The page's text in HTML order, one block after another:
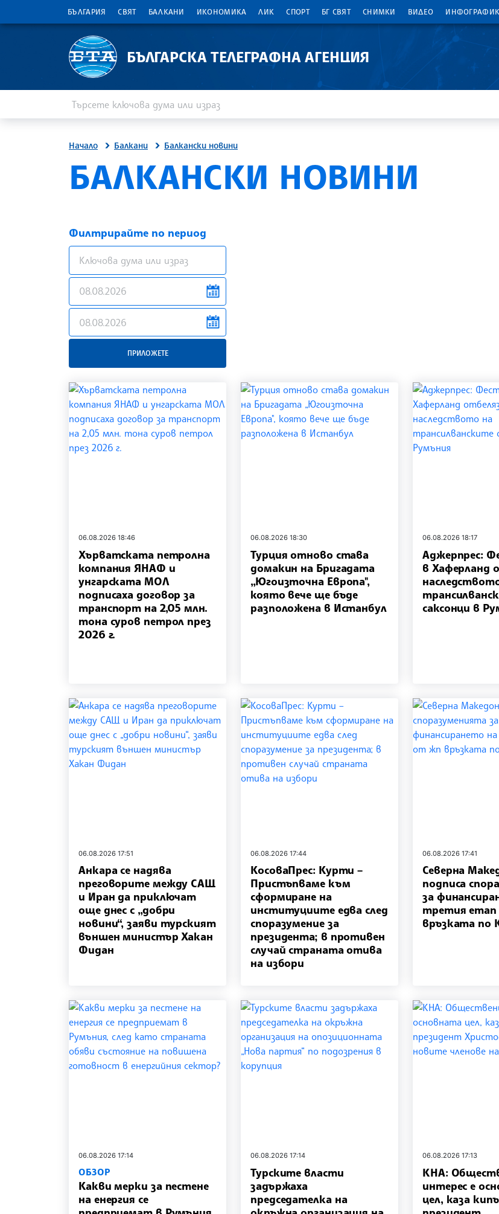
БЪЛГАРИЯ СВЯТ БАЛКАНИ ИКОНОМИКА ЛИК СПОРТ БГ СВЯТ СНИМКИ ВИДЕО
БЪЛГАРСКА ТЕЛЕГРАФНА АГЕНЦИЯ
Начало Балкани Балкански новини
БАЛКАНСКИ НОВИНИ
Филтрирайте по период
news.filter.from
news.filter.to
ПРИЛОЖЕТЕ
06.08.2026 18:46
Хърватската петролна
компания ЯНАФ и
унгарската МОЛ
подписаха договор за
транспорт на 2,05 млн.
тона суров петрол през
2026 г.
06.08.2026 18:30
Турция отново става
домакин на Бригадата
„Югоизточна Европа",
която вече ще бъде
разположена в Истанбул
06.08.2026 18:17
Аджерпрес:
в Хаферланд
саксонци в
06.08.2026 17:51
Анкара се надява
преговорите между САЩ
и Иран да приключат
още днес с „добри
новини“, заяви турският
външен министър Хакан
Фидан
06.08.2026 17:44
КосоваПрес: Курти –
Пристъпваме към
сформиране на
институциите едва след
споразумение за
президента; в противен
случай страната отива
на избори
06.08.2026 17:41
Северна
подписа
за
третия
връзката по
06.08.2026 17:14
ОБЗОР
Какви мерки за пестене
на енергия се
06.08.2026 17:14
Турските власти
задържаха
председателка на
06.08.2026 17:13
КНА:
интерес е
цел, каза